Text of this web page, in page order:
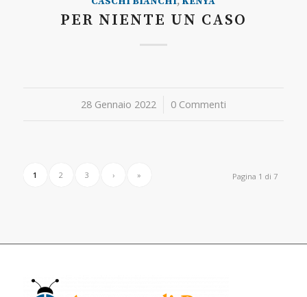
PER NIENTE UN CASO
28 Gennaio 2022
/ 0 Commenti
Pagina 1 di 7
1 2 3 › »